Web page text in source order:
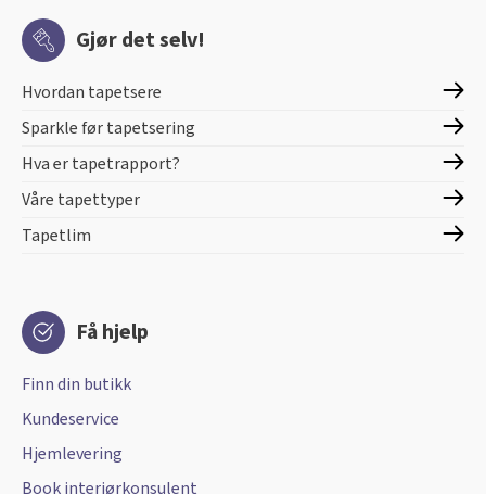
Gjør det selv!
Hvordan tapetsere
Sparkle før tapetsering
Hva er tapetrapport?
Våre tapettyper
Tapetlim
Få hjelp
Finn din butikk
Kundeservice
Hjemlevering
Book interiørkonsulent